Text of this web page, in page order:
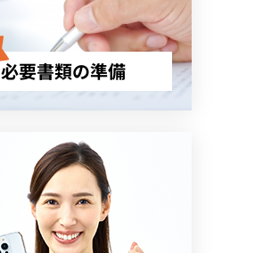
必要書類の準備